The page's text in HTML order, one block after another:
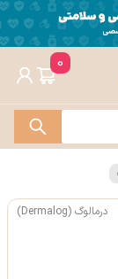
0
درمالوگ (Dermalog)